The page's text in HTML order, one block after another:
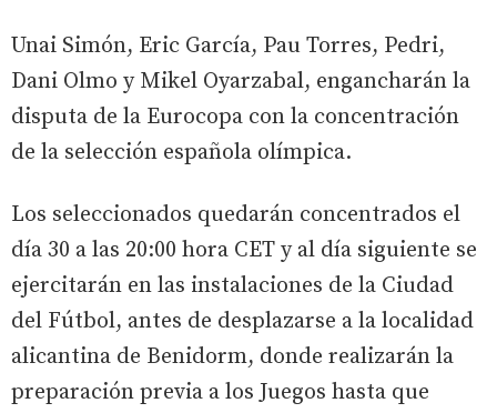
Unai Simón, Eric García, Pau Torres, Pedri,
Dani Olmo y Mikel Oyarzabal, engancharán la
disputa de la Eurocopa con la concentración
de la selección española olímpica.
Los seleccionados quedarán concentrados el
día 30 a las 20:00 hora CET y al día siguiente se
ejercitarán en las instalaciones de la Ciudad
del Fútbol, antes de desplazarse a la localidad
alicantina de Benidorm, donde realizarán la
preparación previa a los Juegos hasta que